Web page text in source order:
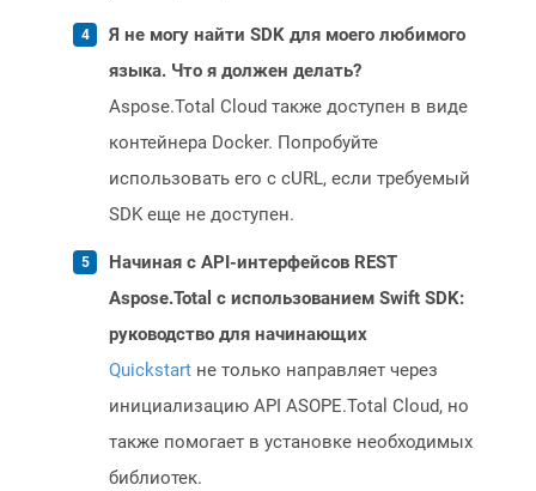
Я не могу найти SDK для моего любимого
языка. Что я должен делать?
Aspose.Total Cloud также доступен в виде
контейнера Docker. Попробуйте
использовать его с cURL, если требуемый
SDK еще не доступен.
Начиная с API-интерфейсов REST
Aspose.Total с использованием Swift SDK:
руководство для начинающих
Quickstart не только направляет через
инициализацию API ASOPE.Total Cloud, но
также помогает в установке необходимых
библиотек.